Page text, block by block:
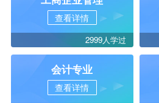
查看详情
2999人学过
会计专业
查看详情